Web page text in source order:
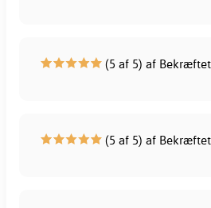
(5 af 5) af
(5 af 5) af